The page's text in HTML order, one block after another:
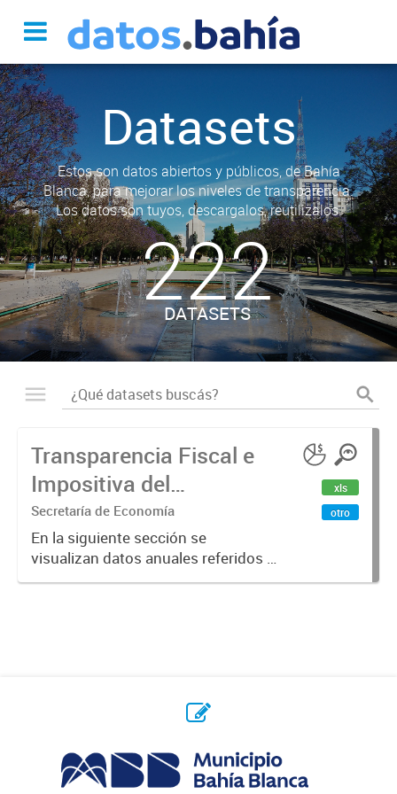
Datasets
Estos son datos abiertos y públicos, de Bahía
Blanca, para mejorar los niveles de transparencia.
Los datos son tuyos, descargalos, reutilizalos.
222
DATASETS
Transparencia Fiscal e
Impositiva del
Municipio. Año 2023
Secretaría de Economía
En la siguiente sección se
visualizan datos anuales referidos a
la transparencia fiscal e impositiva
xls
otro